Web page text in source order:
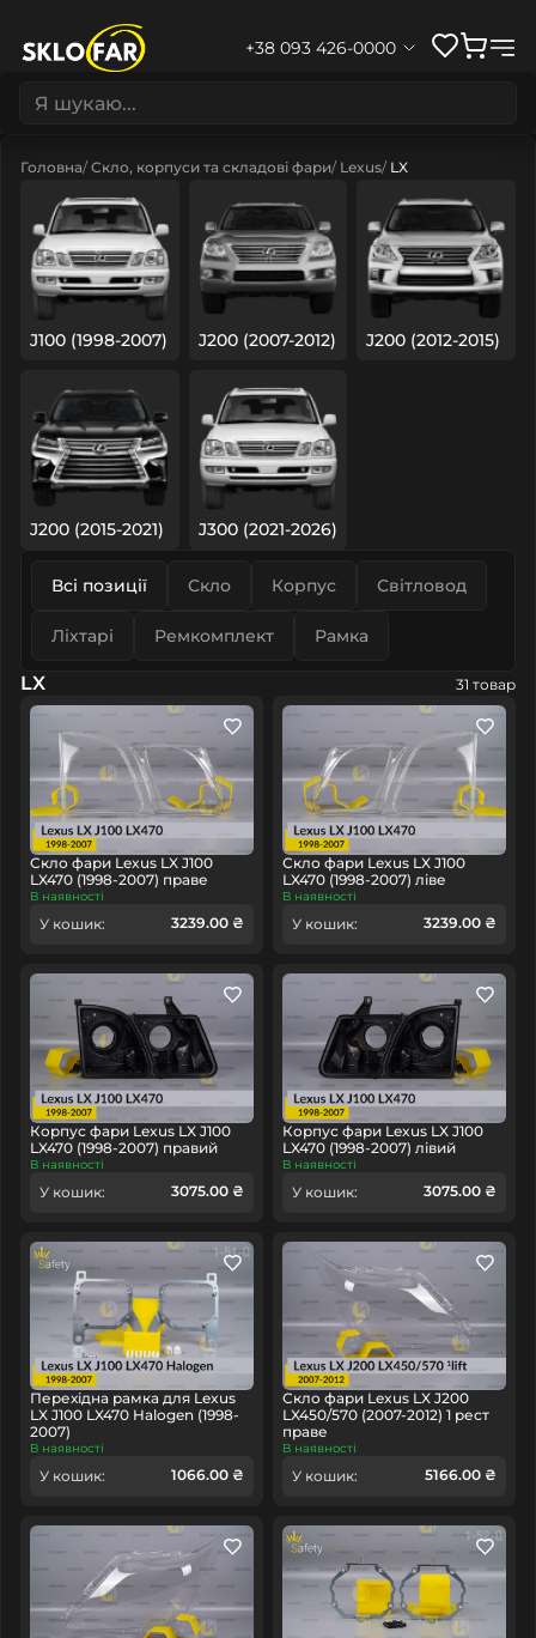
+38 093 426-0000
Головна Скло, корпуси та складові фари Lexus LX
J100 (1998-2007) J200 (2007-2012) J200 (2012-2015)
J200 (2015-2021) J300 (2021-2026)
Всі позиції Скло Корпус Світловод
Ліхтарі Ремкомплект Рамка
LX 31 товар
Скло фари Lexus LX J100
LX470 (1998-2007) праве
В наявності
У кошик: 3239.00 ₴
Скло фари Lexus LX J100
LX470 (1998-2007) ліве
В наявності
У кошик: 3239.00 ₴
Корпус фари Lexus LX J100
LX470 (1998-2007) правий
В наявності
У кошик: 3075.00 ₴
Корпус фари Lexus LX J100
LX470 (1998-2007) лівий
В наявності
У кошик: 3075.00 ₴
Перехідна рамка для Lexus
LX J100 LX470 Halogen (1998-
2007)
В наявності
У кошик: 1066.00 ₴
Скло фари Lexus LX J200
LX450/570 (2007-2012) 1 рест
праве
В наявності
У кошик: 5166.00 ₴